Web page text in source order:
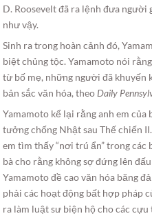
D. Roosevelt đã ra lệnh đưa
như vậy.
Sinh ra trong hoàn cảnh đó,
biệt chủng tộc. Yamamoto nói
từ bố mẹ, những người đã khuyến
bản sắc văn hóa, theo Daily
Yamamoto kể lại rằng anh em
tưởng chống Nhật sau Thế chiến
em tìm thấy “nơi trú ẩn” trong
bà cho rằng không sợ đứng lên
Yamamoto đề cao văn hóa băng
phải các hoạt động bất hợp pháp
ra làm luật sư biện hộ cho các cựu